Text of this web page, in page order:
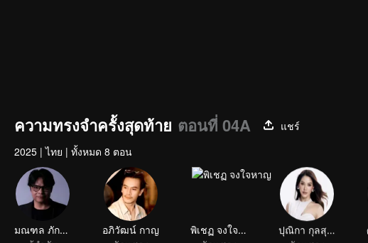
ความทรงจำครั้งสุดท้าย ตอนที่ 04A
แชร์
2025 | ไทย | ทั้งหมด 8 ตอน
มณฑล ภักดีสุวรรณ
อภิวัฒน์ กาญ
พิเชฏ จงใจหาญ
ปุณิกา กุลสุนทรรัตน์